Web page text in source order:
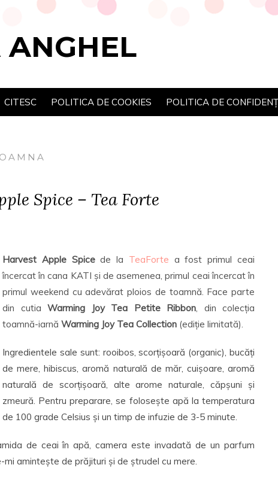
CITESC POLITICA DE COOKIES POLITICA DE
Spice – Tea Forte
Harvest Apple Spicede la TeaForte a fost primul ceai
încercat în cana KATI și de asemenea, primul ceai încercat în
primul weekend cu adevărat ploios de toamnă. Face parte
din cutia Warming Joy Tea Petite Ribbon, din colecția
toamnă-iarnă Warming Joy Tea Collection (ediție limitată).
Ingredientele sale sunt: rooibos, scorțișoară (organic), bucăți
de mere, hibiscus, aromă naturală de măr, cuișoare, aromă
naturală de scorțișoară, alte arome naturale, căpșuni și
zmeură. Pentru preparare, se folosește apă la temperatura
de 100 grade Celsius și un timp de infuzie de 3-5 minute.
de ceai în apă, camera este invadată de un parfum
amintește de prăjituri și de ștrudel cu mere.